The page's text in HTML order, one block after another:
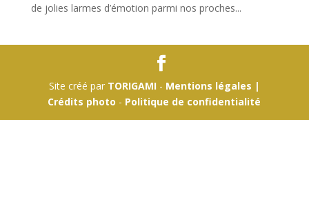
de jolies larmes d’émotion parmi nos proches...
Site créé par TORIGAMI- Mentions légales |
Crédits photo - Politique de confidentialité